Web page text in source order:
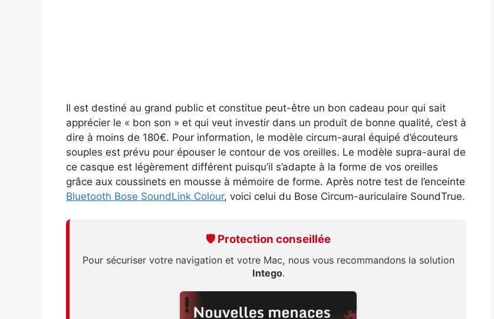
Il est destiné au grand public et constitue peut-être un bon cadeau pour qui sait
apprécier le « bon son » et qui veut investir dans un produit de bonne qualité, c’est à
dire à moins de 180€. Pour information, le modèle circum-aural équipé d’écouteurs
souples est prévu pour épouser le contour de vos oreilles. Le modèle supra-aural de
ce casque est légèrement différent puisqu’il s’adapte à la forme de vos oreilles
grâce aux coussinets en mousse à mémoire de forme. Après notre test de l’enceinte
Bluetooth Bose SoundLink Colour, voici celui du Bose Circum-auriculaire SoundTrue.
🛡️ Protection conseillée
Pour sécuriser votre navigation et votre Mac, nous vous recommandons la solution
Intego.